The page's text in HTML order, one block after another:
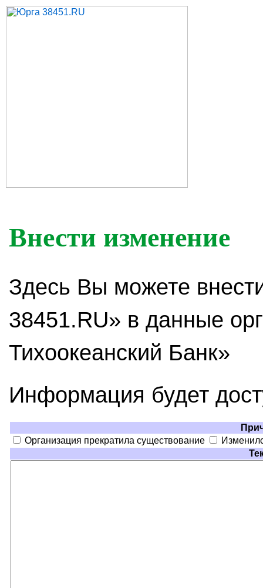
Внести изменение
Здесь Вы можете
38451.RU» в данные
Тихоокеанский Банк»
Информация будет
Организация прекратила существование